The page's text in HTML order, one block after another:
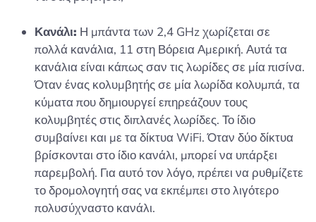
Κανάλι: Η μπάντα των 2,4 GHz χωρίζεται σε
πολλά κανάλια, 11 στη Βόρεια Αμερική. Αυτά τα
κανάλια είναι κάπως σαν τις λωρίδες σε μία πισίνα.
Όταν ένας κολυμβητής σε μία λωρίδα κολυμπά, τα
κύματα που δημιουργεί επηρεάζουν τους
κολυμβητές στις διπλανές λωρίδες. Το ίδιο
συμβαίνει και με τα δίκτυα WiFi. Όταν δύο δίκτυα
βρίσκονται στο ίδιο κανάλι, μπορεί να υπάρξει
παρεμβολή. Για αυτό τον λόγο, πρέπει να ρυθμίζετε
το δρομολογητή σας να εκπέμπει στο λιγότερο
πολυσύχναστο κανάλι.